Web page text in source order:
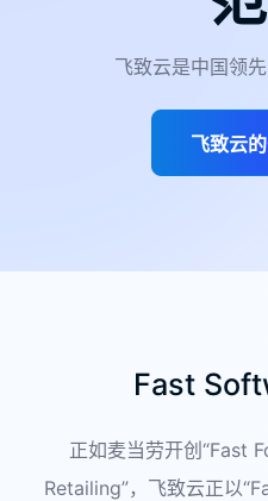
飞致云是中国领
飞致云
Fast
正如麦当劳开创“Fast
Retailing”，飞致云正以